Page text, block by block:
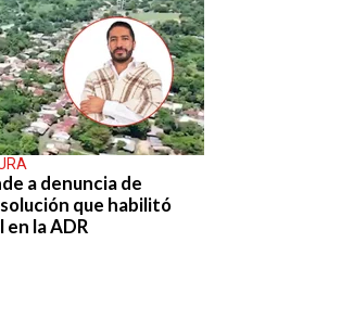
a denuncia de
que habilitó
en la ADR